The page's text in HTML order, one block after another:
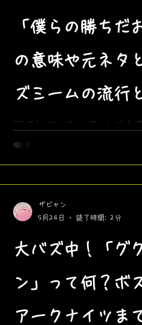
「僕らの勝ちだ
の意味や元ネタ
ズミームの流行
点を解説！
TikTokやYouTube Shortsで大
タの由来や二次創作の注意点
大バズ中！「グ
ン」って何？ボ
アークナイツま
ザビャン
5月24日
読了時間: 2分